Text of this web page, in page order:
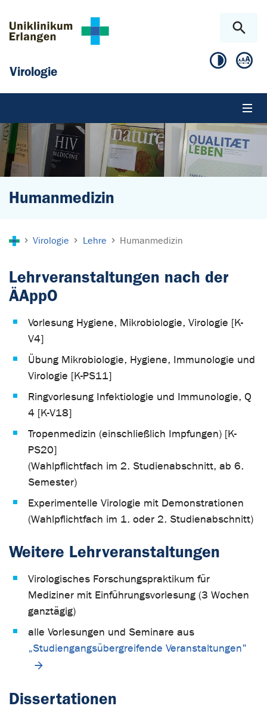
Virologie
Humanmedizin
Virologie Lehre Humanmedizin
Lehrveranstaltungen nach der
ÄAppO
Vorlesung Hygiene, Mikrobiologie, Virologie [K-
V4]
Übung Mikrobiologie, Hygiene, Immunologie und
Virologie [K-PS11]
Ringvorlesung Infektiologie und Immunologie, Q
4 [K-V18]
Tropenmedizin (einschließlich Impfungen) [K-
PS20]
(Wahlpflichtfach im 2. Studienabschnitt, ab 6.
Semester)
Experimentelle Virologie mit Demonstrationen
(Wahlpflichtfach im 1. oder 2. Studienabschnitt)
Weitere Lehrveranstaltungen
Virologisches Forschungspraktikum für
Mediziner mit Einführungsvorlesung (3 Wochen
ganztägig)
alle Vorlesungen und Seminare aus
„Studiengangsübergreifende Veranstaltungen"
Dissertationen